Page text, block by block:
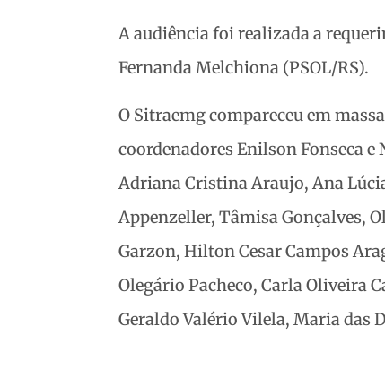
A audiência foi realizada a
Fernanda Melchiona (PSOL/RS).
O Sitraemg compareceu em
coordenadores Enilson Fonseca
Adriana Cristina Araujo, Ana
Appenzeller, Tâmisa Gonçalves,
Garzon, Hilton Cesar Campos
Olegário Pacheco, Carla Oliveira
Geraldo Valério Vilela, Maria das